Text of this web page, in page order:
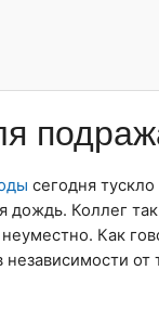
сегодня
Коллег
Как
независимости